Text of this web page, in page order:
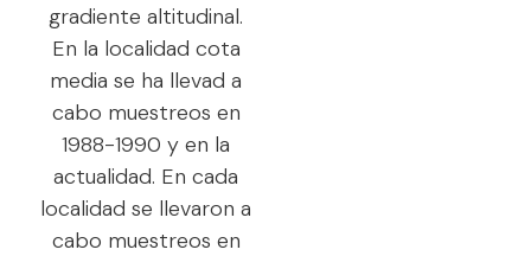
gradiente altitudinal.
En la localidad cota
media se ha llevad a
cabo muestreos en
1988-1990 y en la
actualidad. En cada
localidad se llevaron a
cabo muestreos en